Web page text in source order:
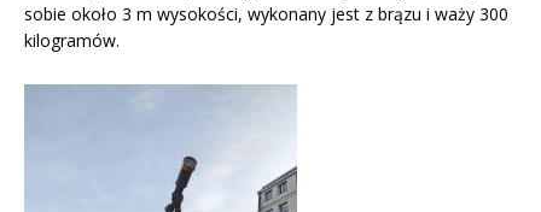
sobie około 3 m wysokości, wykonany jest z brązu i waży 300
kilogramów.